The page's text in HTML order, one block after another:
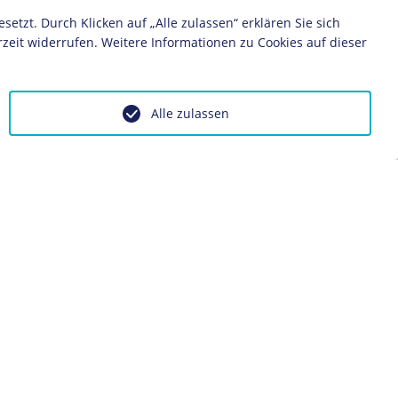
in Literatur
Durch Klicken auf „Alle zulassen“ erklären Sie sich
widerrufen. Weitere Informationen zu Cookies auf dieser
Alle zulassen